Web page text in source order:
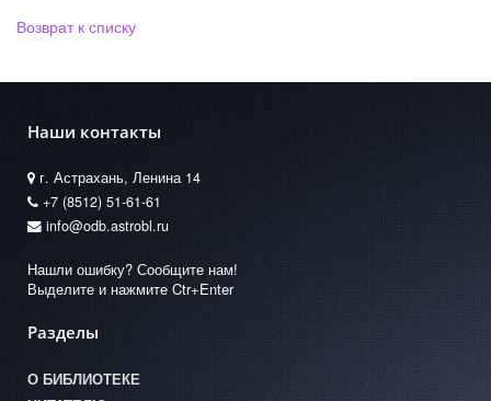
Возврат к списку
Наши контакты
г. Астрахань, Ленина 14
+7 (8512) 51-61-61
info@odb.astrobl.ru
Нашли ошибку? Сообщите нам!
Выделите и нажмите Ctr+Enter
Разделы
О БИБЛИОТЕКЕ